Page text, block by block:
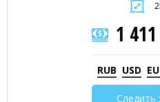
1
RUB USD
Следить